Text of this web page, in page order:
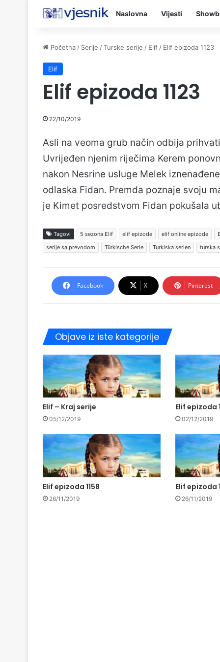
Naslovna Vijesti
Početna / Serije /Turske serije / Elif / Elif epizoda 1123
Elif
Elif epizoda 1123
22/10/2019
Asli na veoma grub način odbija
Uvrijeđen njenim riječima Kerem
nakon Nesrine usluge Melek
odlaska Fidan. Premda poznaje svoju
je Kimet posredstvom Fidan pokušala
Tagovi 5 sezona Elif elif epizode elif online epizode
serije sa prevodom
Türkische Serie Turkiska serien turska
Facebook X Pinterest
Objave iz iste kategorije
Elif – Kraj serije
05/12/2019
Elif epizoda
02/12/2019
Elif epizoda 1158
26/11/2019
Elif epizoda
26/11/2019